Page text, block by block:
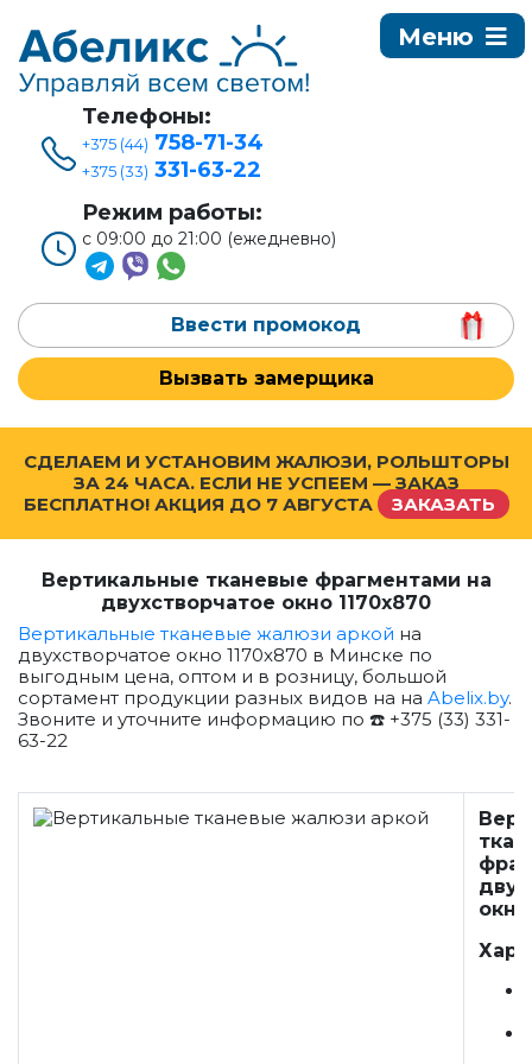
Телефоны:
+375 (44) 758-71-34
+375 (33) 331-63-22
Режим работы:
с 09:00 до 21:00 (ежедневно)
Ввести промокод
Вызвать замерщика
СДЕЛАЕМ И УСТАНОВИМ ЖАЛЮЗИ, РОЛЬШТОРЫ
ЗА 24 ЧАСА. ЕСЛИ НЕ УСПЕЕМ — ЗАКАЗ
БЕСПЛАТНО! АКЦИЯ ДО 7 АВГУСТА ЗАКАЗАТЬ
Вертикальные тканевые фрагментами на
двухстворчатое окно 1170x870
Вертикальные тканевые жалюзи аркой на
двухстворчатое окно 1170x870 в Минске по
выгодным цена, оптом и в розницу, большой
сортамент продукции разных видов на на Abelix.by.
Звоните и уточните информацию по ☎️ +375 (33) 331-
63-22